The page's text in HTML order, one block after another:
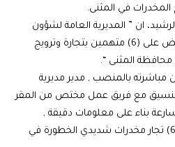
ان ” المديرية العامة لشؤون
المخدرات تمكنت من القاء القبض على (6) متهمين بتجارة وترويج
المثنى “.
مباشرته بالمنصب , مدير مديرية
مع فريق عمل مختص من المقر
بناء على معلومات دقيقة ,
اسفرت عن القاء القبض على (6) تجار مخدرات شديدي الخطورة في